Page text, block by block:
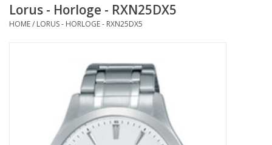
Occasions
Trouwringen
Overige
Merken
Lorus - Horloge - RXN25DX5
HOME/ LORUS - HORLOGE - RXN25DX5